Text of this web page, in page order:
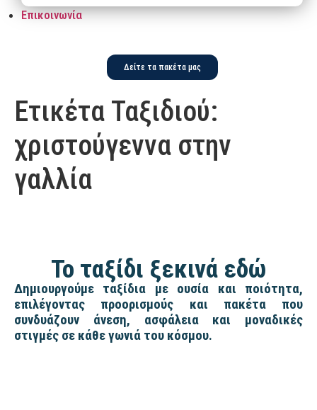
Επικοινωνία
Δείτε τα πακέτα μας
Ετικέτα Ταξιδιού:
χριστούγεννα στην
γαλλία
Το ταξίδι ξεκινά εδώ
Δημιουργούμε ταξίδια με ουσία και ποιότητα,
επιλέγοντας προορισμούς και πακέτα που
συνδυάζουν άνεση, ασφάλεια και μοναδικές
στιγμές σε κάθε γωνιά του κόσμου.